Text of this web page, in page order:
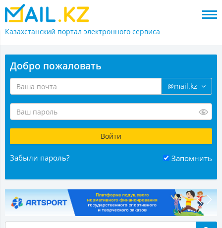
Казахстанский портал электронного сервиса
Добро пожаловать
@mail.kz
Забыли пароль? Запомнить